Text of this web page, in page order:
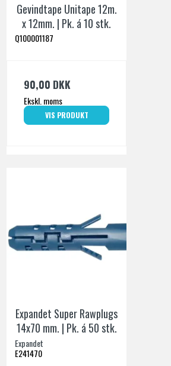
Gevindtape Unitape 12m.
x 12mm. | Pk. á 10 stk.
Q100001187
90,00 DKK
Ekskl. moms
VIS PRODUKT
Expandet Super Rawplugs
14x70 mm. | Pk. á 50 stk.
Expandet
E241470